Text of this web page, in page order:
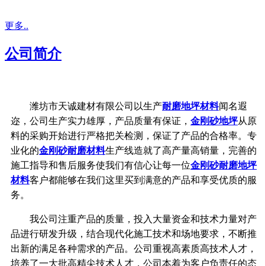
更多..
公司简介
潍坊市天诚建材有限公司以生产耐磨地坪材料闻名遐
迩，公司生产实力雄厚，产品质量有保证， 金刚砂地坪从原
料的采购开始进行严格把关检测，保证了产品的合格率。专
业化的金刚砂耐磨材料生产线造就了高产量高销量，完善的
施工指导和售后服务使我们有信心让每一位金刚砂耐磨地坪
材料客户都能够在我们这里买到满意的产品和享受优质的服
务。
我公司注重产品的质量，投入大量资金和技术力量对产
品进行研发升级，结合现代化施工技术和场地要求，不断推
出新的满足各种需求的产品。公司重视高素质高技术人才，
培养了一大批高精尖技术人才，公司本着为客户负责任的态